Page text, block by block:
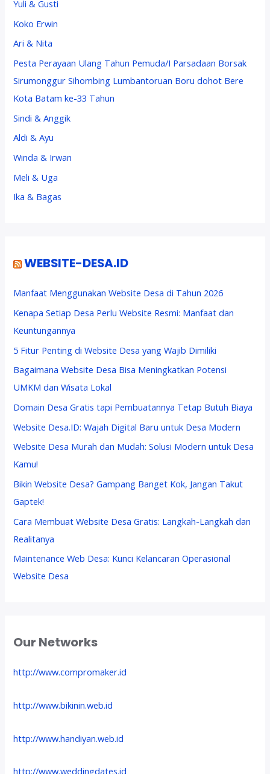
Yuli & Gusti
Koko Erwin
Ari & Nita
Pesta Perayaan Ulang Tahun Pemuda/I Parsadaan Borsak
Sirumonggur Sihombing Lumbantoruan Boru dohot Bere
Kota Batam ke-33 Tahun
Sindi & Anggik
Aldi & Ayu
Winda & Irwan
Meli & Uga
Ika & Bagas
WEBSITE-DESA.ID
Manfaat Menggunakan Website Desa di Tahun 2026
Kenapa Setiap Desa Perlu Website Resmi: Manfaat dan
Keuntungannya
5 Fitur Penting di Website Desa yang Wajib Dimiliki
Bagaimana Website Desa Bisa Meningkatkan Potensi
UMKM dan Wisata Lokal
Domain Desa Gratis tapi Pembuatannya Tetap Butuh Biaya
Website Desa.ID: Wajah Digital Baru untuk Desa Modern
Website Desa Murah dan Mudah: Solusi Modern untuk Desa
Kamu!
Bikin Website Desa? Gampang Banget Kok, Jangan Takut
Gaptek!
Cara Membuat Website Desa Gratis: Langkah-Langkah dan
Realitanya
Maintenance Web Desa: Kunci Kelancaran Operasional
Website Desa
Our Networks
http://www.compromaker.id
http://www.bikinin.web.id
http://www.handiyan.web.id
http://www.weddingdates.id